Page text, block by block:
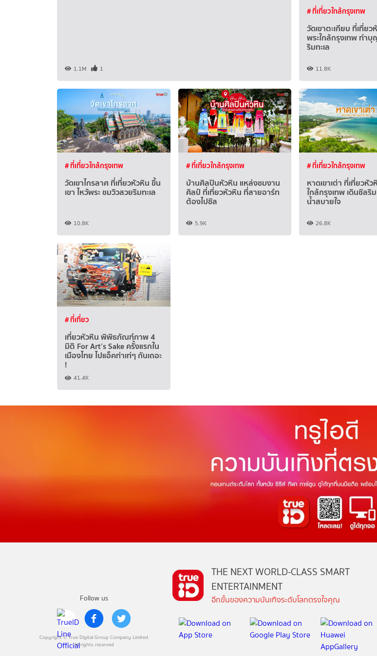
1.1M 1
# ที่เที่ยวใกล้กรุงเทพ
วัดเขาตะเกียบ ที่เที่ยว
พระใกล้กรุงเทพ ทำ
ริมทะเล
11.8K
# ที่เที่ยวใกล้กรุงเทพ
วัดเขาไกรลาศ ที่เที่ยวหัวหิน ขึ้น
เขา ไหว้พระ ชมวิวสวยริมทะเล
10.8K
# ที่เที่ยวใกล้กรุงเทพ
บ้านศิลปินหัวหิน แหล่งชมงาน
ศิลป์ ที่เที่ยวหัวหิน ที่สายอาร์ท
ต้องไปชิล
5.9K
# ที่เที่ยวใกล้กรุงเทพ
หาดเขาเต่า ที่เที่ยวหัว
ใกล้กรุงเทพ เดินชิลริ
น้ำสบายใจ
26.8K
# ที่เที่ยว
เที่ยวหัวหิน พิพิธภัณฑ์ภาพ 4
มิติ For Art’s Sake ครั้งแรกใน
เมืองไทย ไปแอ็คท่าเท่ๆ กันเถอะ
!
41.4K
Follow us
Copyright © True Digital Group Company Limited.
All rights reserved
THE NEXT WORLD-CLASS SMART
ENTERTAINMENT
อีกขั้นของความบันเทิงระดับโลกตรงใจคุณ